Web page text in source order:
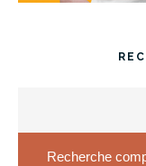
Recherche